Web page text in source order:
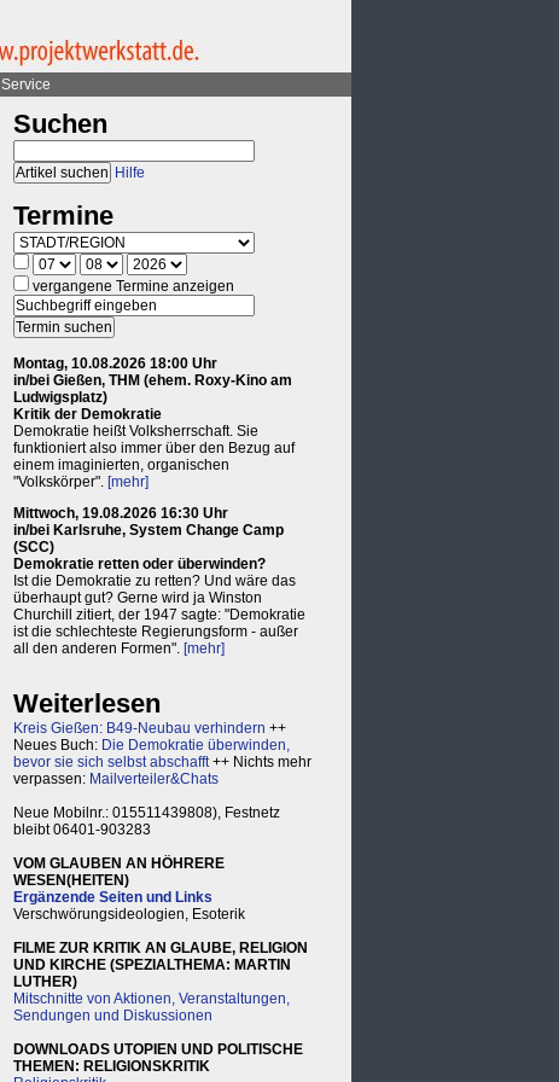
Service
Suchen
Hilfe
Termine
vergangene Termine anzeigen
Montag, 10.08.2026 18:00 Uhr
in/bei Gießen, THM (ehem. Roxy-Kino am
Ludwigsplatz)
Kritik der Demokratie
Demokratie heißt Volksherrschaft. Sie
funktioniert also immer über den Bezug auf
einem imaginierten, organischen
"Volkskörper". [mehr]
Mittwoch, 19.08.2026 16:30 Uhr
in/bei Karlsruhe, System Change Camp
(SCC)
Demokratie retten oder überwinden?
Ist die Demokratie zu retten? Und wäre das
überhaupt gut? Gerne wird ja Winston
Churchill zitiert, der 1947 sagte: "Demokratie
ist die schlechteste Regierungsform - außer
all den anderen Formen". [mehr]
Weiterlesen
Kreis Gießen: B49-Neubau verhindern ++
Neues Buch: Die Demokratie überwinden,
bevor sie sich selbst abschafft++ Nichts mehr
verpassen: Mailverteiler&Chats
Neue Mobilnr.: 015511439808), Festnetz
bleibt 06401-903283
VOM GLAUBEN AN HÖHRERE
WESEN(HEITEN)
Ergänzende Seiten und Links
Verschwörungsideologien, Esoterik
FILME ZUR KRITIK AN GLAUBE, RELIGION
UND KIRCHE (SPEZIALTHEMA: MARTIN
LUTHER)
Mitschnitte von Aktionen, Veranstaltungen,
Sendungen und Diskussionen
DOWNLOADS UTOPIEN UND POLITISCHE
THEMEN: RELIGIONSKRITIK